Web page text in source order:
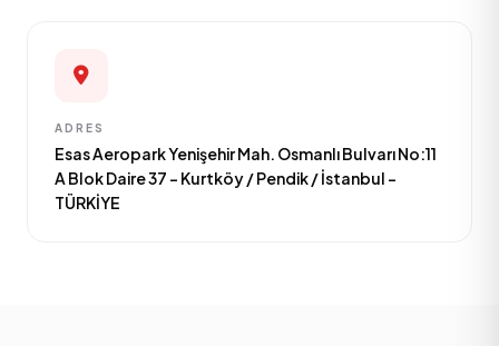
ADRES
Esas Aeropark Yenişehir Mah. Osmanlı Bulvarı No:11
A Blok Daire 37 - Kurtköy / Pendik / İstanbul -
TÜRKİYE